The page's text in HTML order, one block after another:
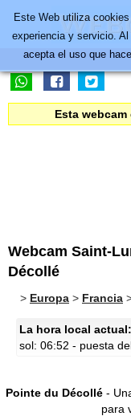
Esta
Webcam Saint-
Décollé
> Europa > Francia
La hora local
sol: 06:52 - puesta
Pointe du Décollé-
para
Este Web utiliza
experiencia y servicio.
acepta el uso que